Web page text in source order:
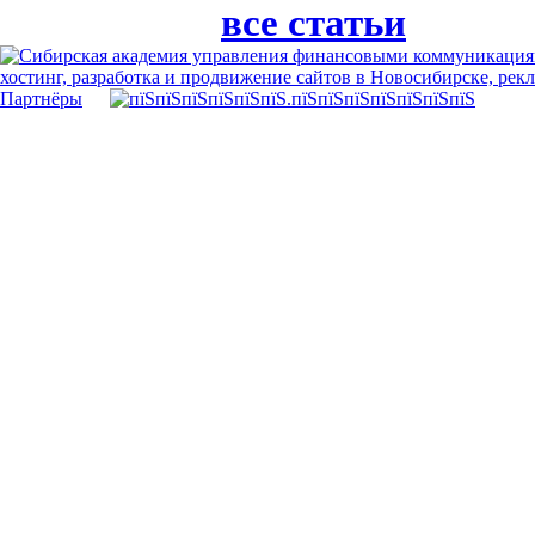
все статьи
хостинг, разработка и продвижение сайтов в Новосибирске,
Партнёры